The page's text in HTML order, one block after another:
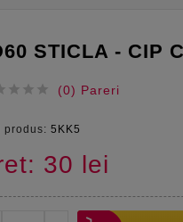
STICLA - CIP
   (0) Pareri
produs: 5KK5
30 lei